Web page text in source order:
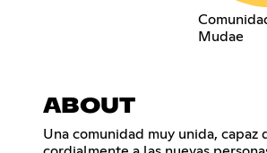
Mudae
ABOUT
Una comunidad muy unida, capaz